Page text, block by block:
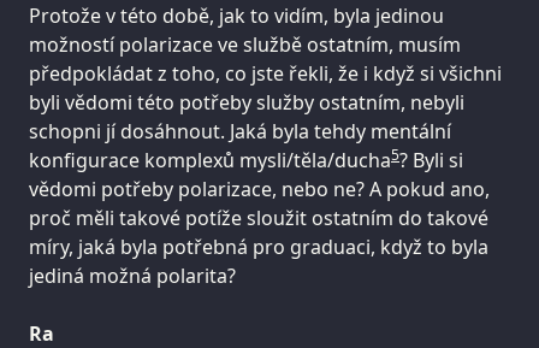
Protože v této době, jak to vidím, byla jedinou
možností polarizace ve službě ostatním, musím
předpokládat z toho, co jste řekli, že i když si všichni
byli vědomi této potřeby služby ostatním, nebyli
schopni jí dosáhnout. Jaká byla tehdy mentální
konfigurace komplexů mysli/těla/ducha5? Byli si
vědomi potřeby polarizace, nebo ne? A pokud ano,
proč měli takové potíže sloužit ostatním do takové
míry, jaká byla potřebná pro graduaci, když to byla
jediná možná polarita?
Ra